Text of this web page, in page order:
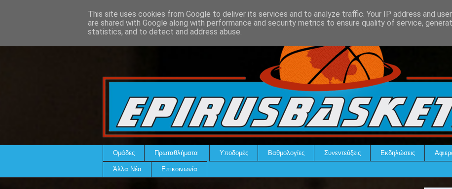
Ομάδες Πρωταθλήματα Υποδομές Βαθμολογίες Συνεντεύξεις Εκδηλώσεις
Άλλα Νέα Επικοινωνία
This site uses cookies from Google to deliver its services and to analyze traffic. Your IP address and
are shared with Google along with performance and security metrics to ensure quality of service,
statistics, and to detect and address abuse.